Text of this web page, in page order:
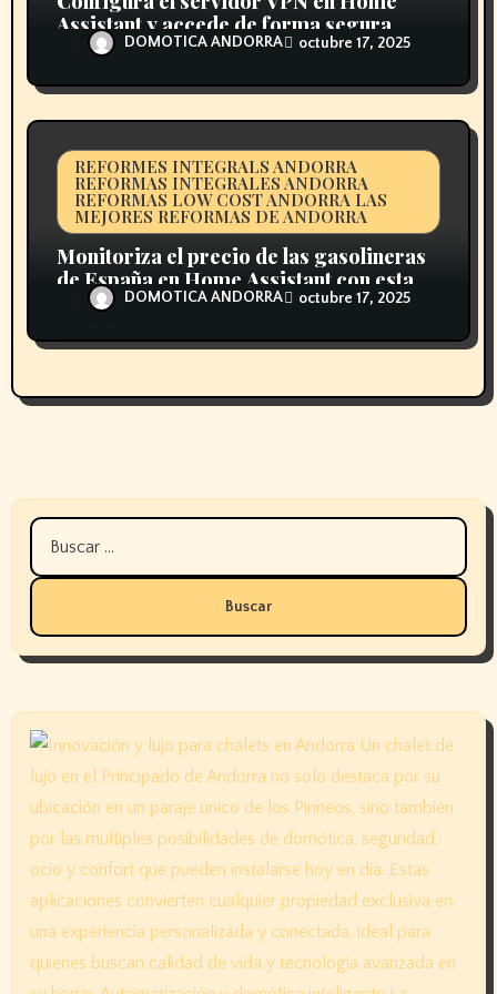
Assistant y accede de forma segura
DOMOTICA ANDORRA octubre 17, 2025
REFORMES INTEGRALS ANDORRA
REFORMAS INTEGRALES ANDORRA
REFORMAS LOW COST ANDORRA LAS
MEJORES REFORMAS DE ANDORRA
Monitoriza el precio de las gasolineras
de España en Home Assistant con esta
integraciónDOMOTICA ANDORRA octubre 17, 2025
Buscar: